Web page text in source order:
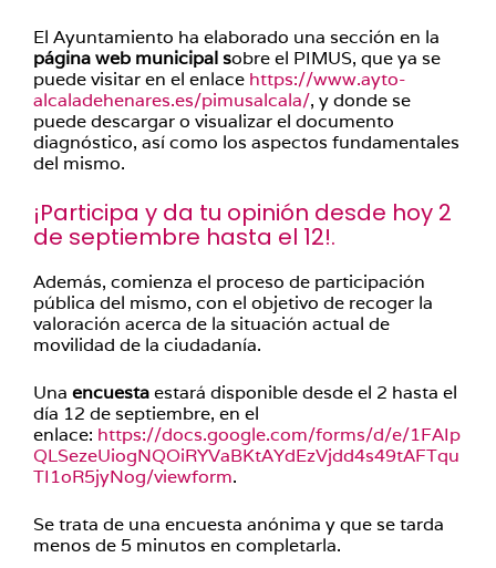
El Ayuntamiento ha elaborado una sección en la
página web municipal sobre el PIMUS, que ya se
puede visitar en el enlace https://www.ayto-
alcaladehenares.es/pimusalcala/, y donde se
puede descargar o visualizar el documento
diagnóstico, así como los aspectos fundamentales
del mismo.
¡Participa y da tu opinión desde hoy 2
de septiembre hasta el 12!.
Además, comienza el proceso de participación
pública del mismo, con el objetivo de recoger la
valoración acerca de la situación actual de
movilidad de la ciudadanía.
Una encuestaestará disponible desde el 2 hasta el
día 12 de septiembre, en el
enlace: https://docs.google.com/forms/d/e/1FAIp
QLSezeUiogNQOiRYVaBKtAYdEzVjdd4s49tAFTqu
TI1oR5jyNog/viewform.
Se trata de una encuesta anónima y que se tarda
menos de 5 minutos en completarla.